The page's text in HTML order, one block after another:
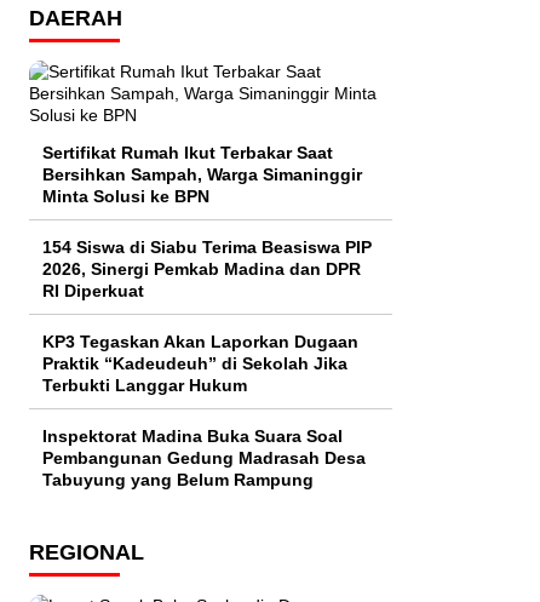
DAERAH
Sertifikat Rumah Ikut Terbakar Saat
Bersihkan Sampah, Warga Simaninggir
Minta Solusi ke BPN
154 Siswa di Siabu Terima Beasiswa PIP
2026, Sinergi Pemkab Madina dan DPR
RI Diperkuat
KP3 Tegaskan Akan Laporkan Dugaan
Praktik “Kadeudeuh” di Sekolah Jika
Terbukti Langgar Hukum
Inspektorat Madina Buka Suara Soal
Pembangunan Gedung Madrasah Desa
Tabuyung yang Belum Rampung
REGIONAL